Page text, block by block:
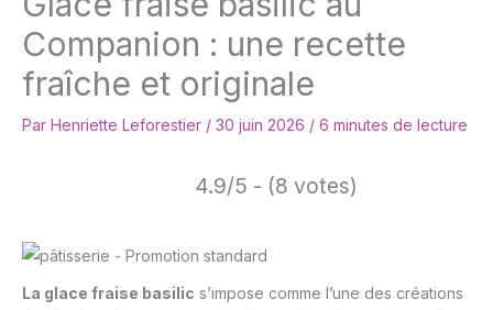
Companion : une recette
fraîche et originale
Par Henriette Leforestier / 30 juin 2026 / 6 minutes de lecture
4.9/5 - (8 votes)
La glace fraise basilic s’impose comme l’une des créations